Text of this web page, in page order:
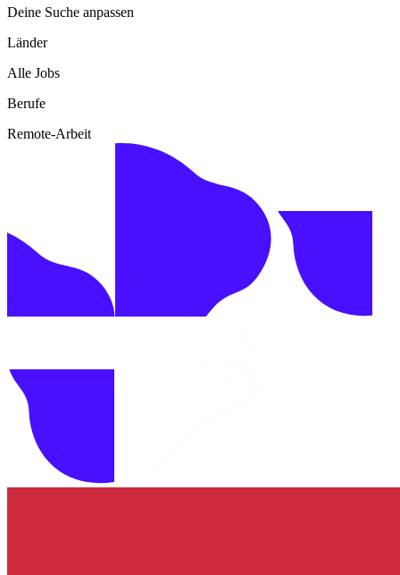
Deine Suche anpassen
Länder
Alle Jobs
Berufe
Remote-Arbeit